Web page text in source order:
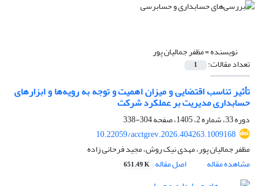
نویسنده =مظفر جمالیان پور
تعداد مقالات: 1
تأثیر تناسب اقتضایی و میزان اهمیت و توجه به رویه‌ها و ابزارهای
حسابداری مدیریت بر عملکرد شرکت
دوره 33، شماره 2، 1405، صفحه
304-338
10.22059/acctgrev.2026.404263.1009168
مظفر جمالیان پور، مهدی نیک روش، مجید فرحانی زاده
مشاهده مقاله
اصل مقاله 651.49 K